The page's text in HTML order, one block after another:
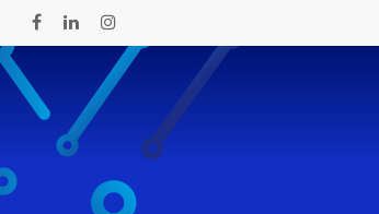
to
main
content
facebooklinkedininstagram